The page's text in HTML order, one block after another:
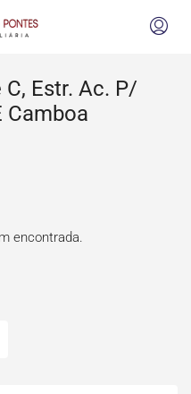
Estr. Ac. P/
Camboa
encontrada.